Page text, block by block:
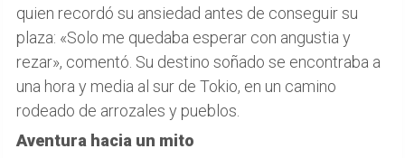
quien recordó su ansiedad antes de conseguir su
plaza: «Solo me quedaba esperar con angustia y
rezar», comentó. Su destino soñado se encontraba a
una hora y media al sur de Tokio, en un camino
rodeado de arrozales y pueblos.
Aventura hacia un mito